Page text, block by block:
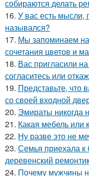
собираются делать
16. У вас есть мысли,
назывался?
17. Мы запоминаем
сочетания цветов и
18. Вас пригласили
согласитесь или
19. Представьте, что
со своей входной
20. Эмираты никогда
21. Какая мебель или
22. Ну разве это не
23. Семья приехала к
деревенский
24. Почему мужчины